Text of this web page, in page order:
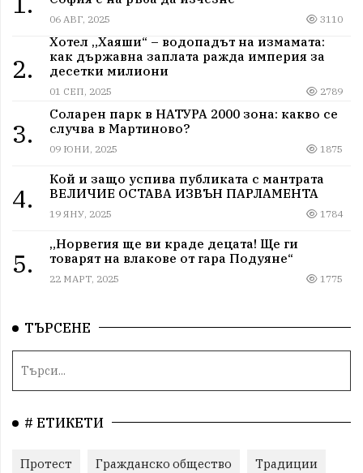
06 АВГ, 2025 3110
2.
Хотел „Хаяши“ – водопадът на измамата:
как държавна заплата ражда империя за
десетки милиони
01 СЕП, 2025 2789
3.
Соларен парк в НАТУРА 2000 зона: какво се
случва в Мартиново?
09 ЮНИ, 2025 1875
4.
Кой и защо успива публиката с мантрата
ВЕЛИЧИЕ ОСТАВА ИЗВЪН ПАРЛАМЕНТА
19 ЯНУ, 2025 1784
5.
„Норвегия ще ви краде децата! Ще ги
товарят на влакове от гара Подуяне“
22 МАРТ, 2025 1775
ТЪРСЕНЕ
# ЕТИКЕТИ
Протест Гражданско общество Традиции